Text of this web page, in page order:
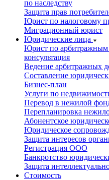
по наследству
Защита прав
Юрист по налоговому
Миграционный юрист
Юридические лица
Юрист по арбитражным
консультация
Ведение арбитражных
Составление
Бизнес-план
Услуги по
Перевод в нежилой
Перепланировка
Абонентское
Юридическое
Защита интересов
Регистрация ООО
Банкротство
Защита
Стоимость